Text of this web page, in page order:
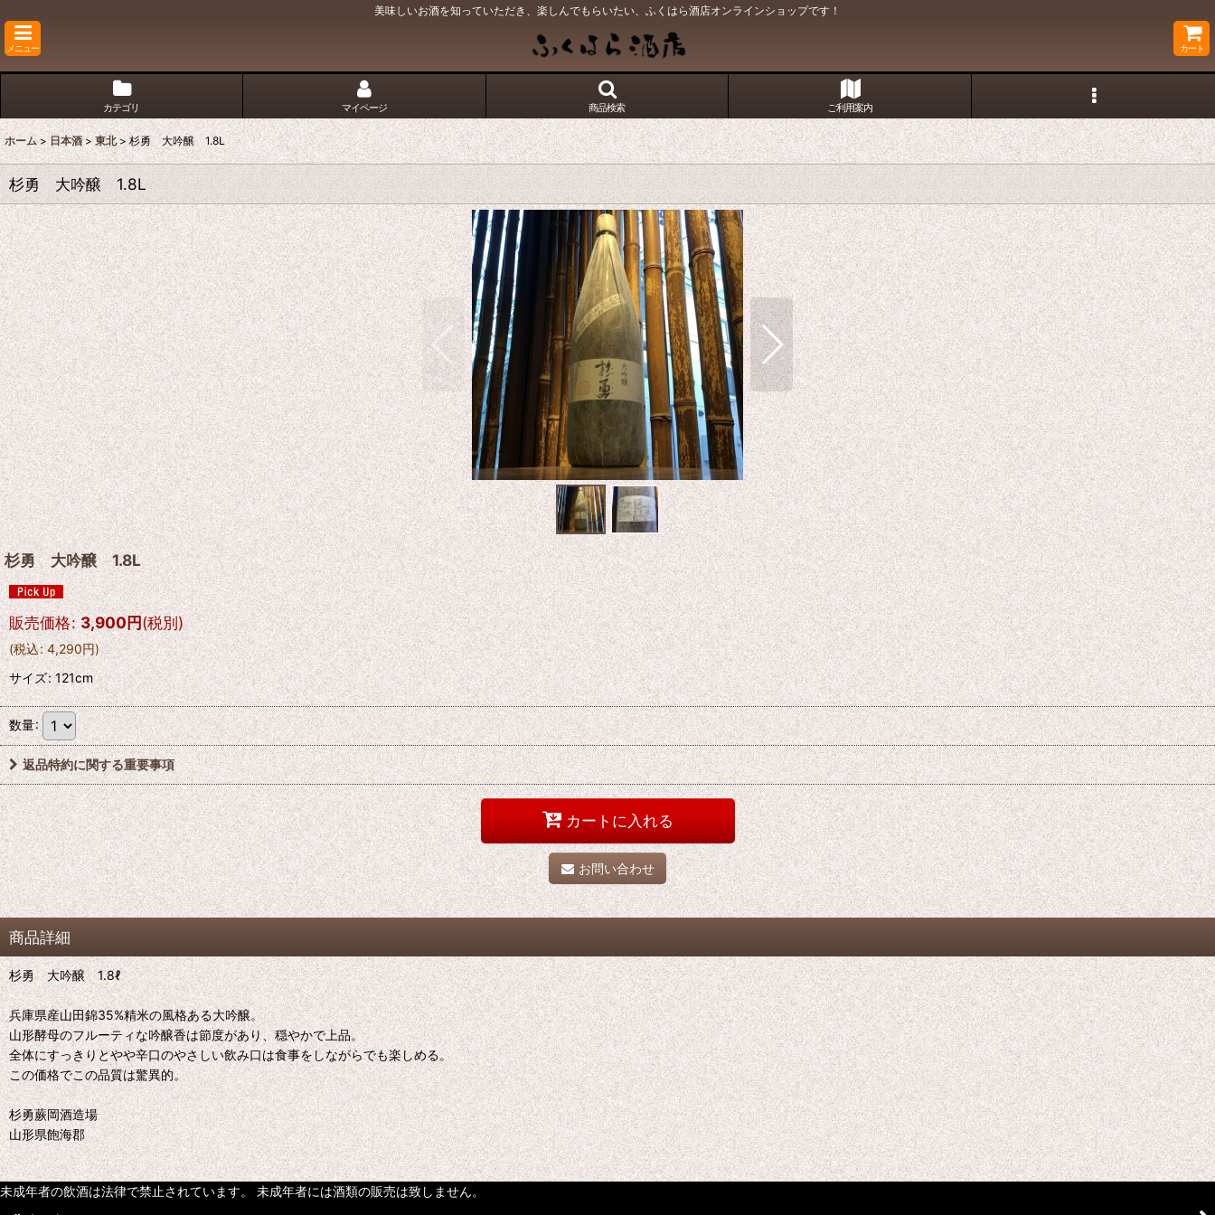
美味しいお酒を知っていただき、楽しんでもらいたい、ふくはら酒店オンラインショップです！
メニュー カート
カテゴリ マイページ 商品検索 ご利用案内
ホーム > 日本酒 > 東北 > 杉勇 大吟醸 1.8L
杉勇 大吟醸 1.8L
杉勇 大吟醸 1.8L
販売価格: 3,900円(税別)
(税込: 4,290円)
サイズ:121cm
数量:
返品特約に関する重要事項
カートに入れる
お問い合わせ
商品詳細
杉勇 大吟醸 1.8ℓ
兵庫県産山田錦35%精米の風格ある大吟醸。
山形酵母のフルーティな吟醸香は節度があり、穏やかで上品。
全体にすっきりとやや辛口のやさしい飲み口は食事をしながらでも楽しめる。
この価格でこの品質は驚異的。
杉勇蕨岡酒造場
山形県飽海郡
未成年者の飲酒は法律で禁止されています。 未成年者には酒類の販売は致しません。